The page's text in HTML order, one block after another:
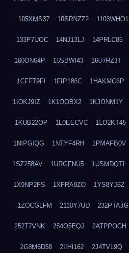
105XMS37 10SRNZZ2 1103WHO1
133P7UOC 14NJ13LJ 14PRLC85
160ON64P 16SBWI43 16U7RZJT
1CFFT9FI 1FIP186C 1HAKMC6P
1IOKJ9IZ 1K1OOBX2 1KJONM1Y
1KUB22OP 1L0EECVC 1LO2KT45
1NIPGIQG 1NTYF4RH 1PMAFB0V
1SZ258AV 1URGFNU5 1USMDQTI
1X9NP2FS 1XFRA9ZO 1YS8YJ6Z
1ZOCGLFM 2110Y7UD 232PTAJG
252T7VNK 254O5EQJ 2ATPPOCH
2G8M6D58 2IIHI162 2J4TVL9Q